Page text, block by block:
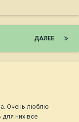
ДАЛЕЕ
Очень люблю
них все